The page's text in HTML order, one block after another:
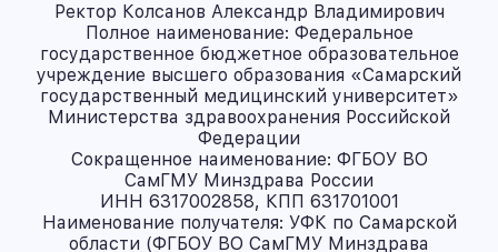
Ректор Колсанов Александр Владимирович
Полное наименование: Федеральное
государственное бюджетное образовательное
учреждение высшего образования «Самарский
государственный медицинский университет»
Министерства здравоохранения Российской
Федерации
Сокращенное наименование: ФГБОУ ВО
СамГМУ Минздрава России
ИНН 6317002858, КПП 631701001
Наименование получателя: УФК по Самарской
области (ФГБОУ ВО СамГМУ Минздрава